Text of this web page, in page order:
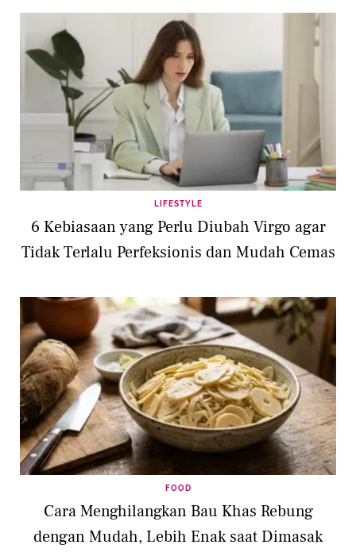
LIFESTYLE
6 Kebiasaan yang Perlu Diubah Virgo agar
Tidak Terlalu Perfeksionis dan Mudah Cemas
FOOD
Cara Menghilangkan Bau Khas Rebung
dengan Mudah, Lebih Enak saat Dimasak